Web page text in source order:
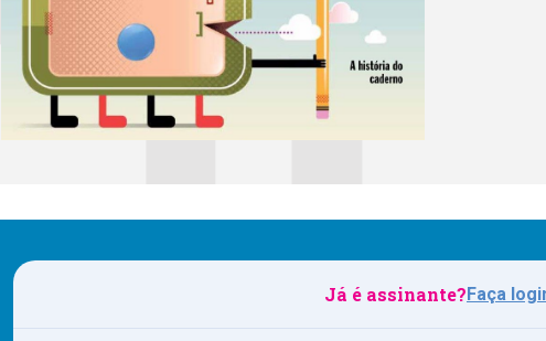
Já é assinante? Faça